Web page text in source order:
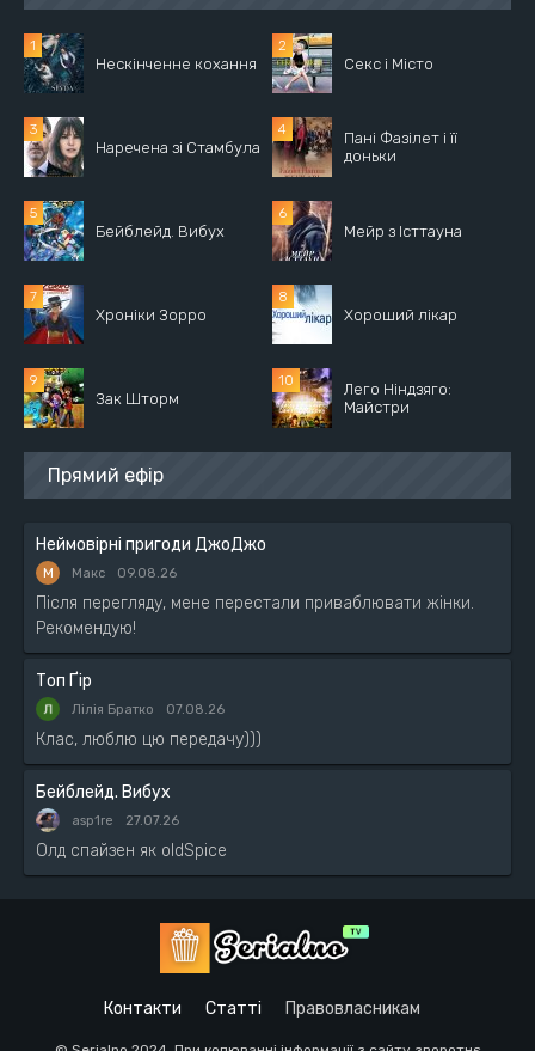
Нескінченне кохання Секс і Місто
Наречена зі Стамбула
Пані Фазілет і її
доньки
Бейблейд. Вибух Мейр з Істтауна
Хроніки Зорро Хороший лікар
Зак Шторм
Лего Ніндзяго:
Майстри
Прямий ефір
Неймовірні пригоди ДжоДжо
М Макс 09.08.26
Після перегляду, мене перестали приваблювати жінки.
Рекомендую!
Топ Ґір
Лілія Братко 07.08.26
Клас, люблю цю передачу)))
Бейблейд. Вибух
asp1re 27.07.26
Олд спайзен як oldSpice
Контакти Статті Правовласникам